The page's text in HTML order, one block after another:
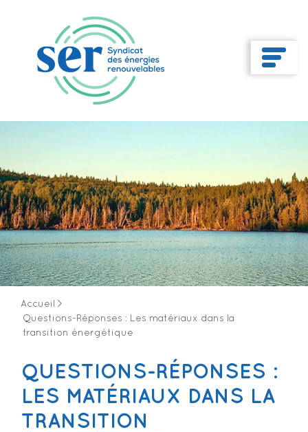
Accueil
>
Questions-Réponses : Les matériaux dans la
transition énergétique
QUESTIONS-RÉPONSES :
LES MATÉRIAUX DANS LA
TRANSITION